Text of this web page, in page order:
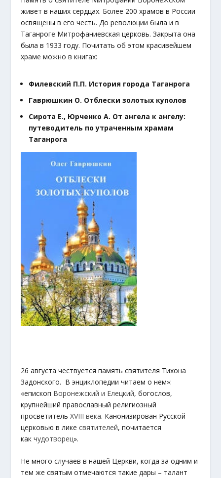
живет в наших сердцах. Более 200 храмов в России
освящены в его честь. До революции была и в
Таганроге Митрофаниевская церковь. Закрыта она
была в 1933 году. Почитать об этом красивейшем
храме можно в книгах:
Филевский П.П. История города Таганрога
Гаврюшкин О. Отблески золотых куполов
Сирота Е., Юрченко А. От ангела к ангелу:
путеводитель по утраченным храмам
Таганрога
26 августа чествуется память святителя Тихона
Задонского. В энциклопедии читаем о нем»:
«епископ Воронежский и Елецкий, богослов,
крупнейший православный религиозный
просветительXVIII века. Канонизирован Русской
церковью в ликесвятителей, почитается
какчудотворец».
Не много случаев в нашей Церкви, когда за одним и
тем же святым отмечаются такие дары – талант